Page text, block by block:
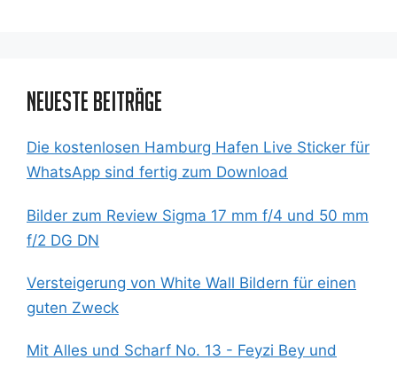
Neueste Beiträge
Die kostenlosen Hamburg Hafen Live Sticker für
WhatsApp sind fertig zum Download
Bilder zum Review Sigma 17 mm f/4 und 50 mm
f/2 DG DN
Versteigerung von White Wall Bildern für einen
guten Zweck
Mit Alles und Scharf No. 13 - Feyzi Bey und